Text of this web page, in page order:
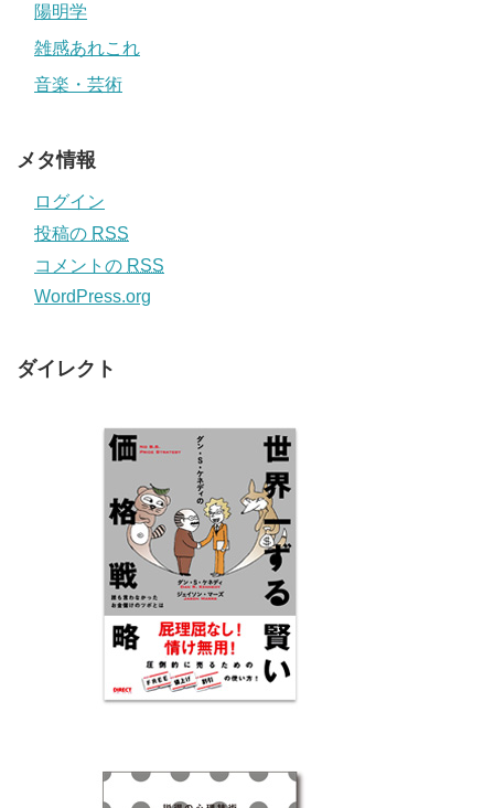
陽明学
雑感あれこれ
音楽・芸術
メタ情報
ログイン
投稿の RSS
コメントの RSS
WordPress.org
ダイレクト